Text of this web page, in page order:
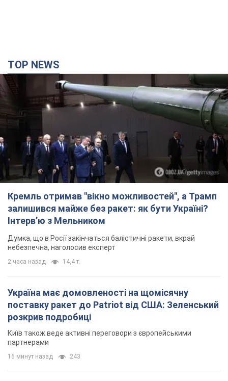
розкрив подробиці
Київ також веде активні переговори з європейськими
партнерами
16 минут назад 243
У Німеччині зафіксували дрони над базою, де
ремонтують системи Patriot – Tagesschau
Служба охорони зафіксувала шість прольотів БПЛА
2 часа назад 2,4 т.